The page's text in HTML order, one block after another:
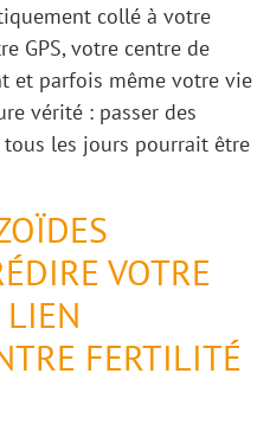
collé à votre
GPS, votre centre de
et parfois même votre vie
vérité : passer des
les jours pourrait être
VOTRE
LIEN
FERTILITÉ